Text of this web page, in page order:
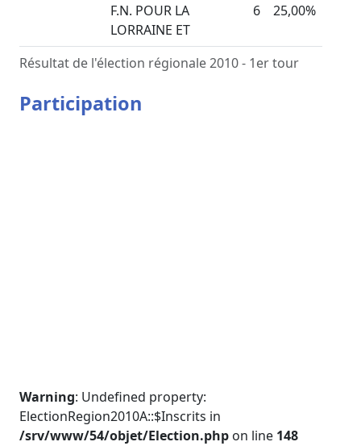
Résultat de l'élection régionale 2010 - 1er tour
F.N. POUR LA
LORRAINE ET
6 25,00%
Participation
Warning: Undefined property:
ElectionRegion2010A::$Inscrits in
/srv/www/54/objet/Election.php on line 148